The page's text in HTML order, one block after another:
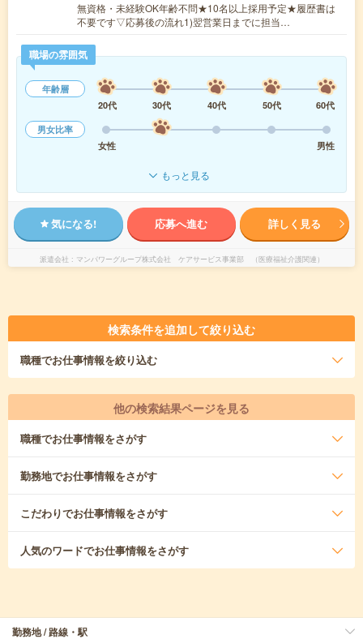
無資格・未経験OK年齢不問★10名以上採用予定★履歴書は
不要です▽応募後の流れ1)翌営業日までに担当…
職場の雰囲気
年齢層
20代
30代 40代 50代
60代
男女比率
女性
男性
もっと見る
気になる! 応募へ進む 詳しく見る
派遣会社 マンパワーグループ株式会社 ケアサービス事業部 （医療福祉介護関連）
検索条件を追加して絞り込む
職種でお仕事情報を絞り込む
他の検索結果ページを見る
職種でお仕事情報をさがす
勤務地でお仕事情報をさがす
こだわりでお仕事情報をさがす
人気のワードでお仕事情報をさがす
勤務地 / 路線・駅